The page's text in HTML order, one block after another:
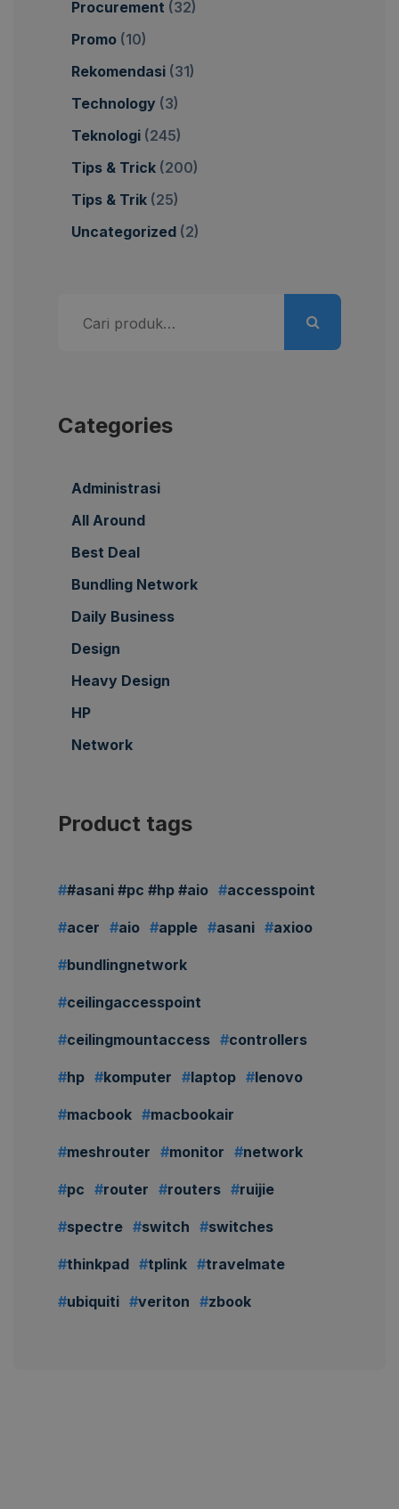
Procurement (32)
Promo (10)
Rekomendasi (31)
Technology (3)
Teknologi (245)
Tips & Trick (200)
Tips & Trik (25)
Uncategorized (2)
untuk:
Categories
Administrasi
All Around
Best Deal
Bundling Network
Daily Business
Design
Heavy Design
HP
Network
Product tags
#asani #pc #hp #aio accesspoint
acer aio apple asani axioo
bundlingnetwork
ceilingaccesspoint
ceilingmountaccess controllers
hp komputer laptop lenovo
macbook macbookair
meshrouter monitor network
pc router routers ruijie
spectre switch switches
thinkpad tplink travelmate
ubiquiti veriton zbook